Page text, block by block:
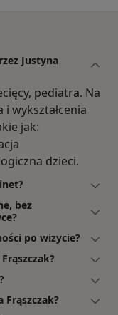
Justyna
pediatra. Na
wykształcenia
jak:
dzieci.
bez
po wizycie?
Frąszczak?